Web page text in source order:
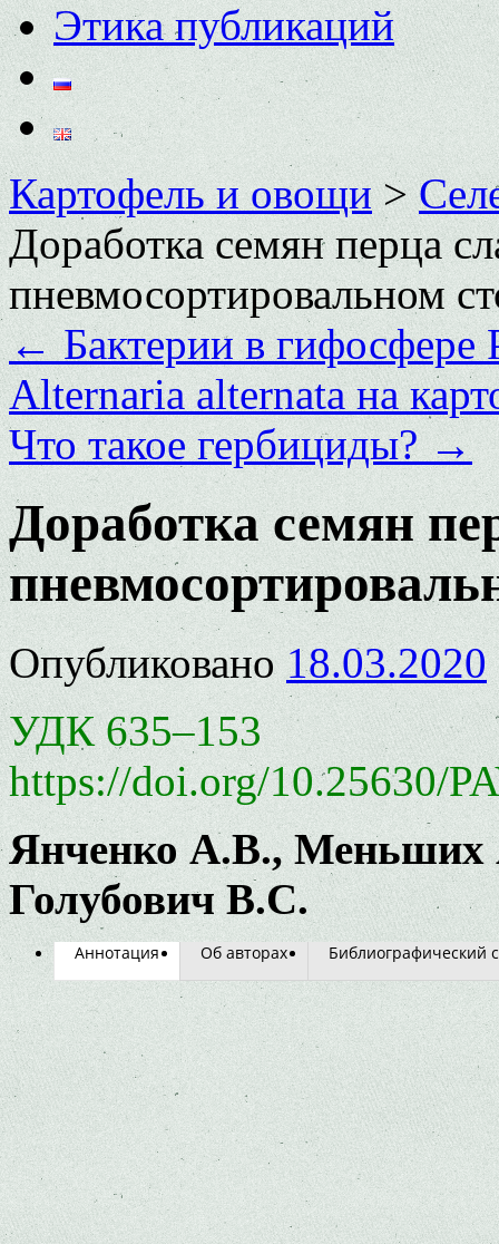
Этика публикаций
Картофель и овощи>
Доработка семян перца
пневмосортировальном
←Бактерии в гифосфере
Alternaria alternata на
Что такое гербициды?→
Доработка семян
Опубликовано 18.03.2020
УДК 635–153
https://doi.org/10.25630/
Янченко А.В.,
Голубович В.С.
Аннотация Об авторах Библиографический